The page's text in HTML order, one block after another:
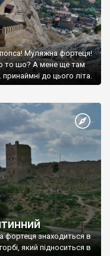
Муляжна фортеця!
то шо? А мене ще там
до цього літа.
фортеця знаходиться в
який підноситься в